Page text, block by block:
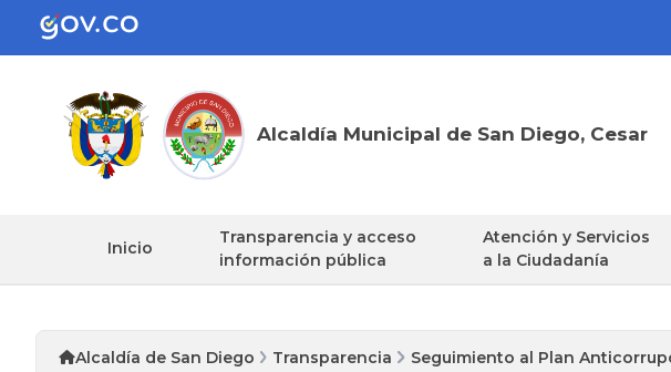
Alcaldía Municipal de San Diego, Cesar
Inicio
Transparencia y acceso
información pública
Atención y Servicios
a la Ciudadanía
Alcaldía de San Diego Transparencia Seguimiento al Plan